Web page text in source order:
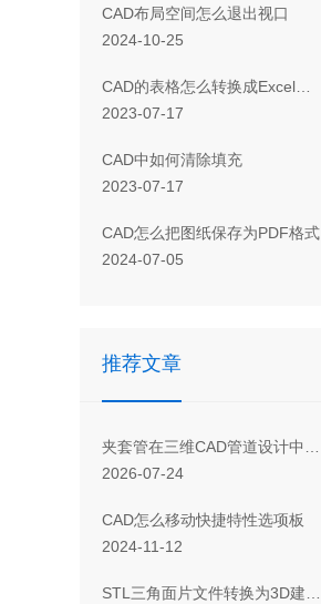
CAD布局空间怎么退出视口
2024-10-25
CAD 的表格怎么转换成Excel表格
2023-07-17
CAD 中如何清除填充
2023-07-17
CAD怎么把图纸保存为PDF格式
2024-07-05
推荐文章
夹套管在三维CAD管道设计中的添加方式
2026-07-24
CAD怎么移动快捷特性选项板
2024-11-12
STL三角面片文件转换为3D建模软件空间点的方法